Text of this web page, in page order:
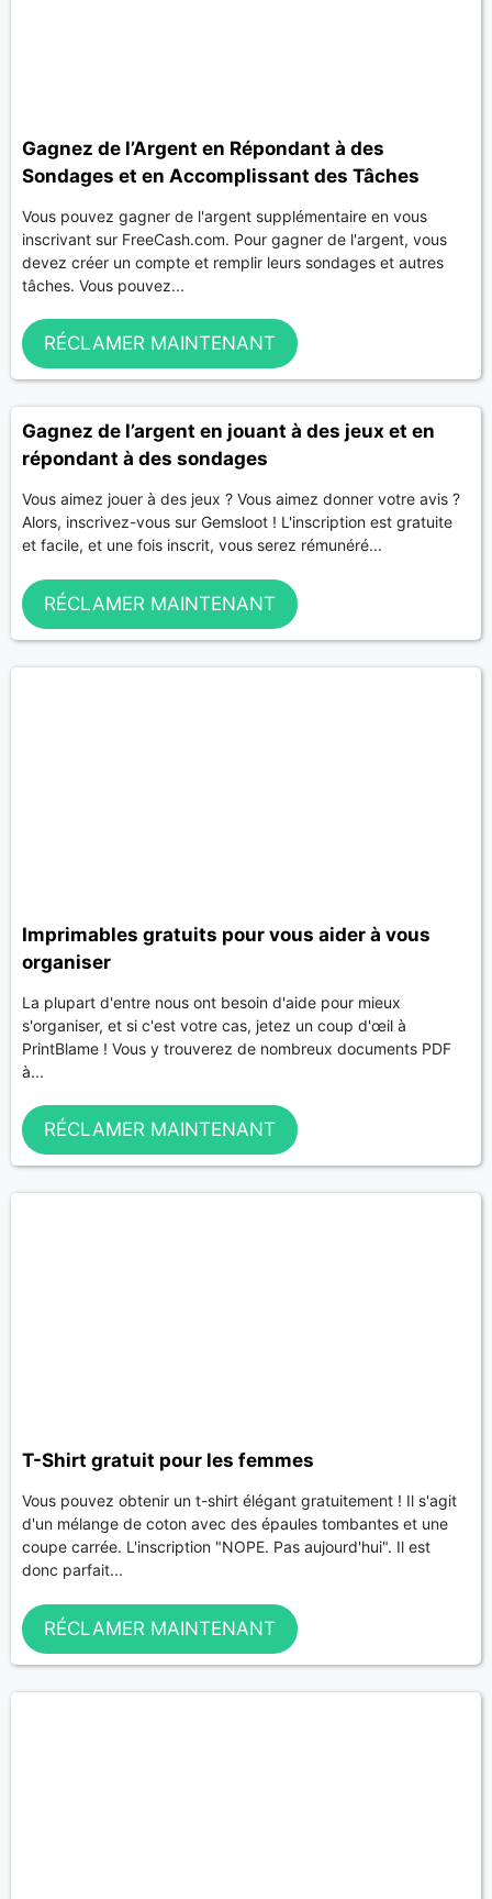
Gagnez de l’Argent en Répondant à des
Sondages et en Accomplissant des Tâches
Vous pouvez gagner de l'argent supplémentaire en vous
inscrivant sur FreeCash.com. Pour gagner de l'argent, vous
devez créer un compte et remplir leurs sondages et autres
tâches. Vous pouvez...
RÉCLAMER MAINTENANT
Gagnez de l’argent en jouant à des jeux et en
répondant à des sondages
Vous aimez jouer à des jeux ? Vous aimez donner votre avis ?
Alors, inscrivez-vous sur Gemsloot ! L'inscription est gratuite
et facile, et une fois inscrit, vous serez rémunéré...
RÉCLAMER MAINTENANT
Imprimables gratuits pour vous aider à vous
organiser
La plupart d'entre nous ont besoin d'aide pour mieux
s'organiser, et si c'est votre cas, jetez un coup d'œil à
PrintBlame ! Vous y trouverez de nombreux documents PDF
à...
RÉCLAMER MAINTENANT
T-Shirt gratuit pour les femmes
Vous pouvez obtenir un t-shirt élégant gratuitement ! Il s'agit
d'un mélange de coton avec des épaules tombantes et une
coupe carrée. L'inscription "NOPE. Pas aujourd'hui". Il est
donc parfait...
RÉCLAMER MAINTENANT